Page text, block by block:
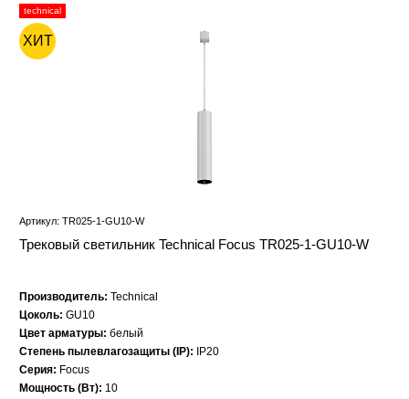
technical
ХИТ
Артикул: TR025-1-GU10-W
Трековый светильник Technical Focus TR025-1-GU10-W
Производитель: Technical
Цоколь: GU10
Цвет арматуры: белый
Степень пылевлагозащиты (IP):
IP20
Серия: Focus
Мощность (Вт): 10